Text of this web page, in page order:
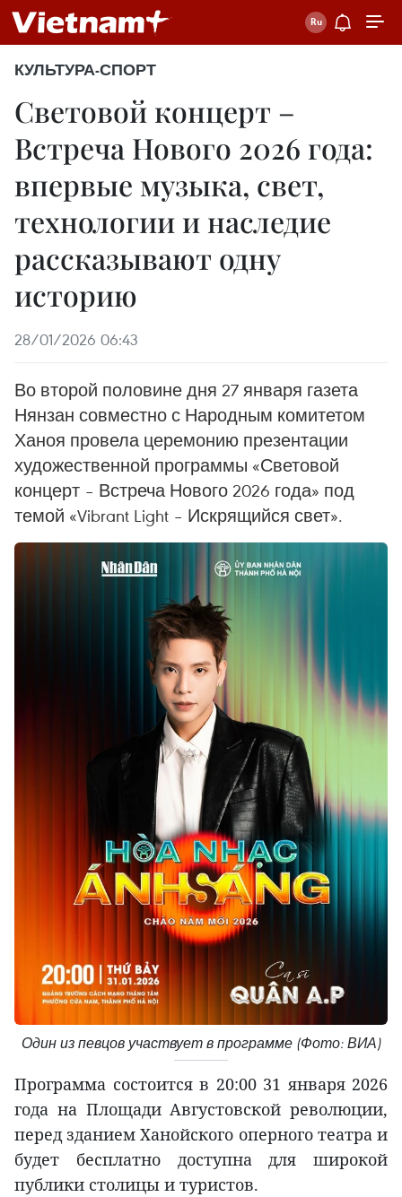
КУЛЬТУРА-СПОРТ
Световой концерт –
Встреча Нового 2026 года:
впервые музыка, свет,
технологии и наследие
рассказывают одну
историю
28/01/2026 06:43
Во второй половине дня 27 января газета
Нянзан совместно с Народным комитетом
Ханоя провела церемонию презентации
художественной программы «Световой
концерт – Встреча Нового 2026 года» под
темой «Vibrant Light – Искрящийся свет».
Один из певцов участвует в программе (Фото: ВИА)
Программа состоится в 20:00 31 января 2026
года на Площади Августовской революции,
перед зданием Ханойского оперного театра и
будет бесплатно доступна для широкой
публики столицы и туристов.